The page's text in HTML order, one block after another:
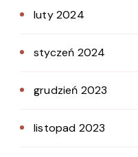
luty 2024
styczeń 2024
grudzień 2023
listopad 2023